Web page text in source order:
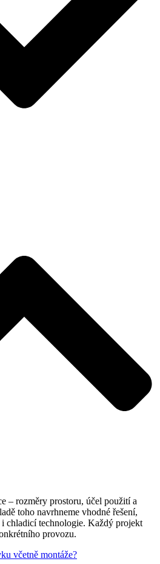
– rozměry prostoru, účel použití a
toho navrhneme vhodné řešení,
chladicí technologie. Každý projekt
provozu.
včetně montáže?